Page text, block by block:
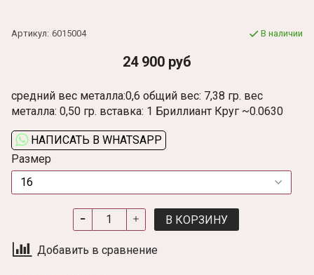
Артикул: 6015004 В наличии
24 900 руб
средний вес металла:0,6 общий вес: 7,38 гр. вес
металла: 0,50 гр. вставка: 1 Бриллиант Круг ~0.0630
НАПИСАТЬ В WHATSAPP
Размер
В КОРЗИНУ
Добавить в сравнение